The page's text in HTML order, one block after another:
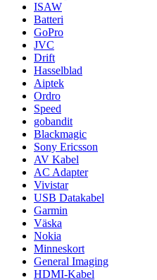
ISAW
Batteri
GoPro
JVC
Drift
Hasselblad
Aiptek
Ordro
Speed
gobandit
Blackmagic
Sony Ericsson
AV Kabel
AC Adapter
Vivistar
USB Datakabel
Garmin
Väska
Nokia
Minneskort
General Imaging
HDMI-Kabel